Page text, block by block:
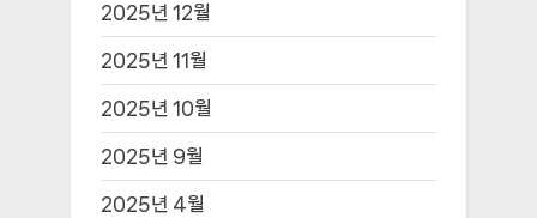
2025년 12월
2025년 11월
2025년 10월
2025년 9월
2025년 4월